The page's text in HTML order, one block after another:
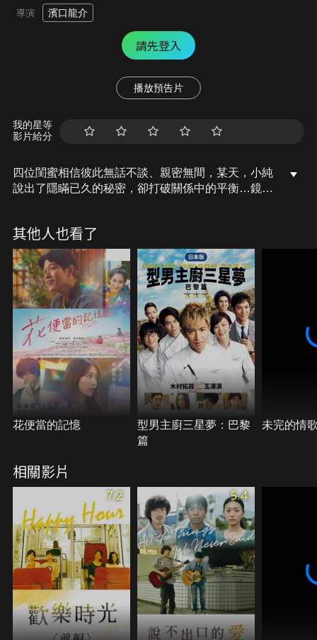
導演 濱口龍介
請先登入
播放預告片
我的星等
影片給分
四位閨蜜相信彼此無話不談、親密無間，某天，小純
說出了隱瞞已久的秘密，卻打破關係中的平衡…鏡頭
日常生活還能擦出什麼火花？
其他人也看了
花便當的記憶
型男主廚三星夢：巴黎
篇
未完的情
相關影片
7.2 5.4